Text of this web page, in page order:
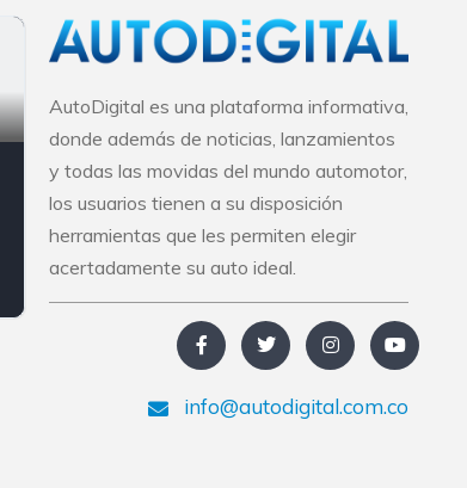
AutoDigital es una plataforma informativa,
donde además de noticias, lanzamientos
y todas las movidas del mundo automotor,
los usuarios tienen a su disposición
herramientas que les permiten elegir
acertadamente su auto ideal.
info@autodigital.com.co